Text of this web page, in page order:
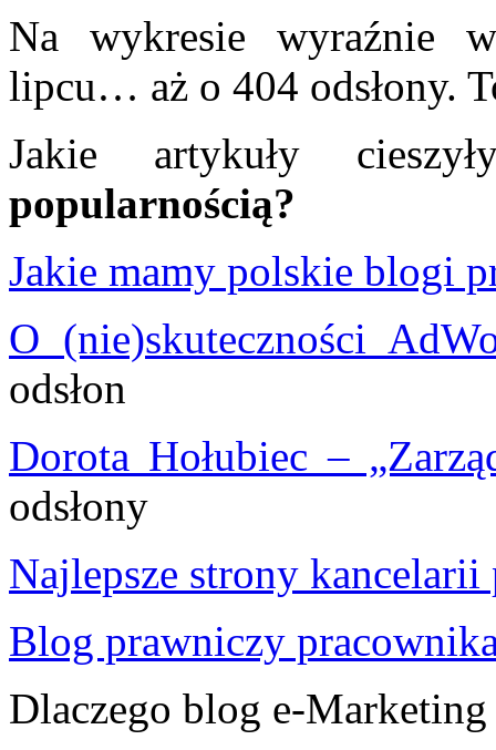
Na wykresie wyraźnie
lipcu… aż o 404 odsłony.
Jakie artykuły
popularnością?
Jakie mamy polskie blogi
O (nie)skuteczności
odsłon
Dorota Hołubiec –
odsłony
Najlepsze strony kancelarii
Blog prawniczy
Dlaczego blog e-